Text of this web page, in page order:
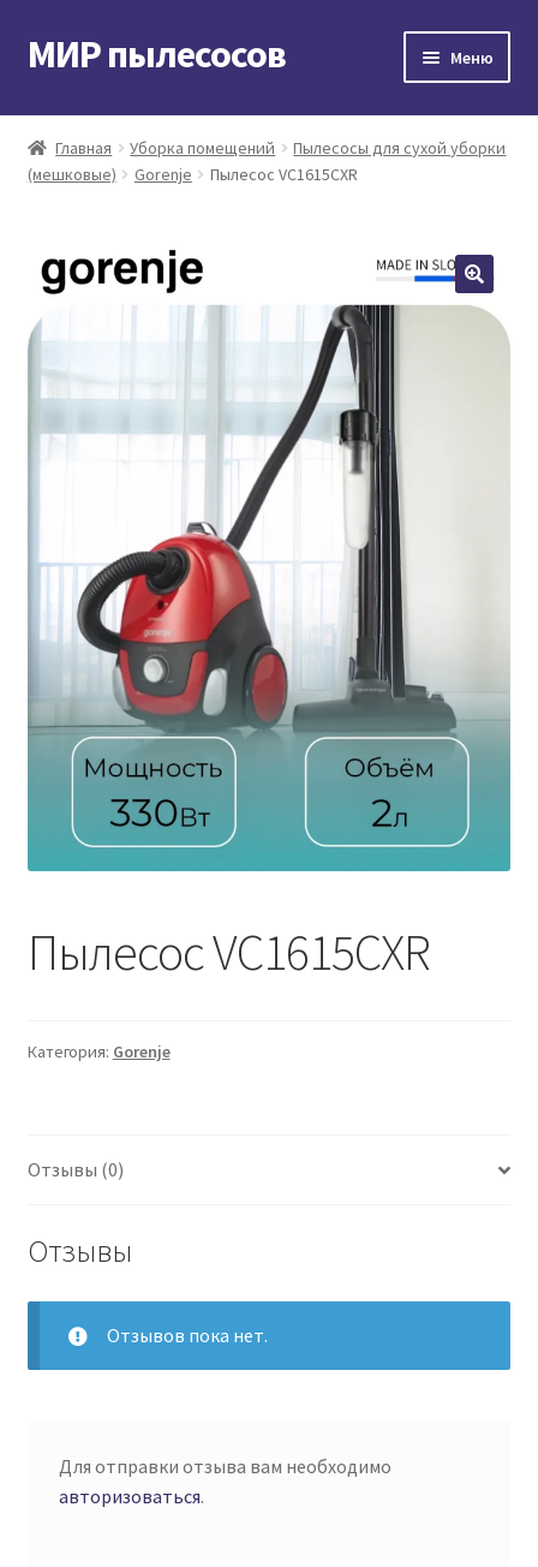
Перейти
к
Перейти
к
МИР пылесосов Меню
Главная
Мой аккаунт
Корзина
Главная Уборка помещений
Пылесосы для сухой уборки
(мешковые)
Gorenje Пылесос VC1615CXR
Пылесос VC1615CXR
Категория: Gorenje
Отзывы (0)
Отзывы
Отзывов пока нет.
Для отправки отзыва вам необходимо
авторизоваться.